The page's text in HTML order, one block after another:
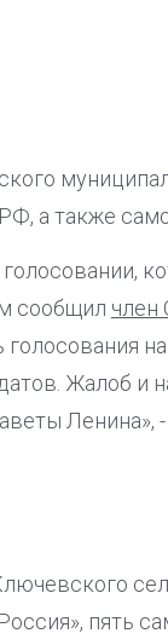
а также
сообщил член
голосования
Жалоб и
Ленина»,
пять